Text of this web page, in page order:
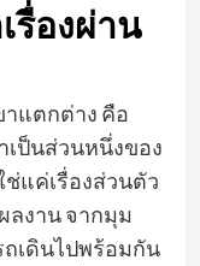
รื่องผ่าน
แตกต่าง คือ
ป็นส่วนหนึ่งของ
ช่แค่เรื่องส่วนตัว
ลงาน จากมุม
เดินไปพร้อมกัน